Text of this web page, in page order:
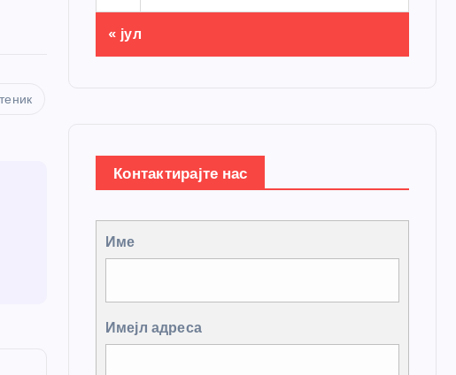
« јул
Контактирајте нас
Име
Имејл адреса